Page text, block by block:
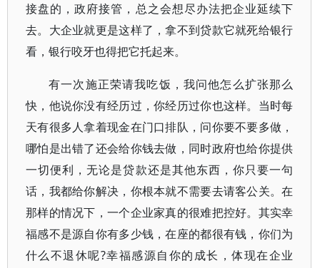
接盘的，政府接管，总之会想尽办法把企业延续下
去。大企业就更是这样了，拿不到贷款它就死给银行
看，银行咬牙也得把它托起来。
有一次施正荣请我吃饭，我问他怎么扩张那么
快，他说你没有经历过，你经历过你也这样。当时每
天有很多人拿着现金在门口排队，问你要不要多做，
哪怕是出错了还会给你钱去做，同时政府也给你提供
一切便利，无论是贷款还是其他东西，你只要一句
话，我都给你解决，你根本就不需要去请客公关。在
那样的情况下，一个企业家真的很难把控好。其实幸
福感不是源自你有多少钱，在座的都很有钱，你们为
什么不退休呢?幸福感源自你的成长，体现在企业